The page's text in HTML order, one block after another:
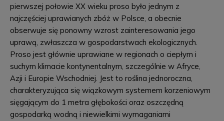
pierwszej połowie XX wieku proso było jednym z
najczęściej uprawianych zbóż w Polsce, a obecnie
obserwuje się ponowny wzrost zainteresowania jego
uprawą, zwłaszcza w gospodarstwach ekologicznych.
Proso jest głównie uprawiane w regionach o ciepłym i
suchym klimacie kontynentalnym, szczególnie w Afryce,
Azji i Europie Wschodniej. Jest to roślina jednoroczna,
charakteryzująca się wiązkowym systemem korzeniowym
sięgającym do 1 metra głębokości oraz oszczędną
gospodarką wodną i niewielkimi wymaganiami